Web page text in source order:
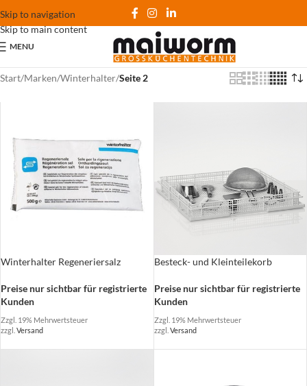
Skip to navigation
Skip to main content
MENU
Start/Marken/Winterhalter/Seite 2
Winterhalter Regeneriersalz
Preise nur sichtbar für registrierte
Kunden
Zzgl. 19% Mehrwertsteuer
zzgl. Versand
Besteck- und Kleinteilekorb
Preise nur sichtbar für registrierte
Kunden
Zzgl. 19% Mehrwertsteuer
zzgl. Versand